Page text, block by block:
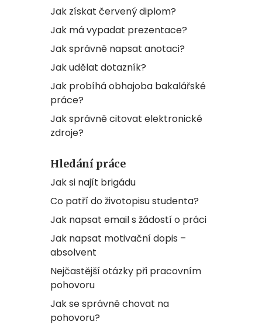
Jak získat červený diplom?
Jak má vypadat prezentace?
Jak správně napsat anotaci?
Jak udělat dotazník?
Jak probíhá obhajoba bakalářské
práce?
Jak správně citovat elektronické
zdroje?
Hledání práce
Jak si najít brigádu
Co patří do životopisu studenta?
Jak napsat email s žádostí o práci
Jak napsat motivační dopis –
absolvent
Nejčastější otázky při pracovním
pohovoru
Jak se správně chovat na
pohovoru?